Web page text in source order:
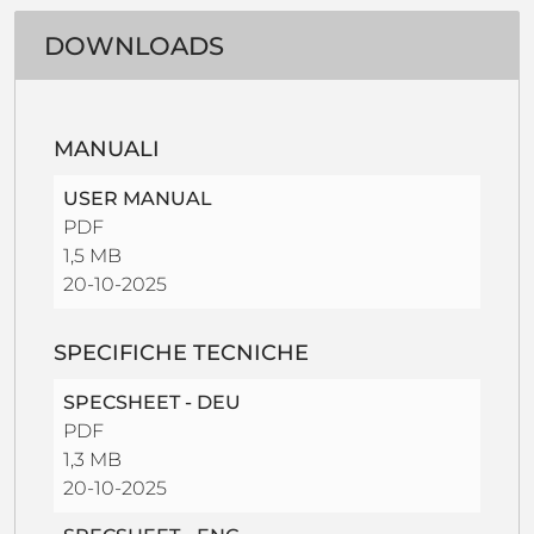
DOWNLOADS
MANUALI
USER MANUAL
PDF
1,5 MB
20-10-2025
SPECIFICHE TECNICHE
SPECSHEET - DEU
PDF
1,3 MB
20-10-2025